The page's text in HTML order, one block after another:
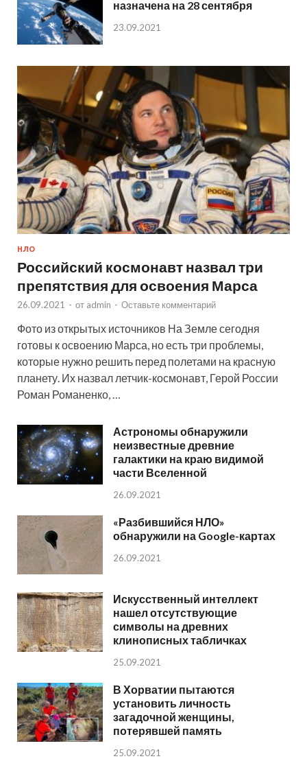
назначена на 28 сентября
23.09.2021
НЛО
Российский космонавт назвал три
препятствия для освоения Марса
26.09.2021 - от admin - Оставьте комментарий
Фото из открытых источников На Земле сегодня
готовы к освоению Марса, но есть три проблемы,
которые нужно решить перед полетами на красную
планету. Их назвал летчик-космонавт, Герой России
Роман Романенко, …
Астрономы обнаружили
неизвестные древние
галактики на краю видимой
части Вселенной
26.09.2021
«Разбившийся НЛО»
обнаружили на Google-картах
26.09.2021
Искусственный интеллект
нашел отсутствующие
символы на древних
клинописных табличках
25.09.2021
В Хорватии пытаются
установить личность
загадочной женщины,
потерявшей память
25.09.2021